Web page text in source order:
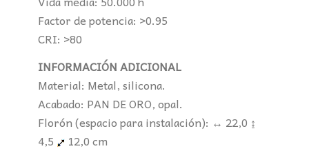
Factor de potencia: >0.95
CRI: >80
INFORMACIÓN ADICIONAL
Material: Metal, silicona.
Acabado: PAN DE ORO, opal.
Florón (espacio para instalación): ↔ 22,0 ↨
4,5
12,0 cm